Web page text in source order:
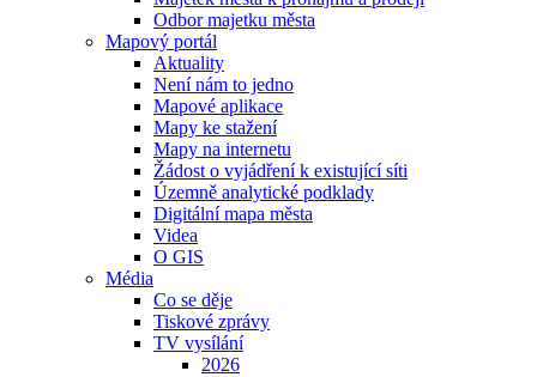
Odbor majetku města
Mapový portál
Aktuality
Není nám to jedno
Mapové aplikace
Mapy ke stažení
Mapy na internetu
Žádost o vyjádření k existující síti
Územně analytické podklady
Digitální mapa města
Videa
O GIS
Média
Co se děje
Tiskové zprávy
TV vysílání
2026